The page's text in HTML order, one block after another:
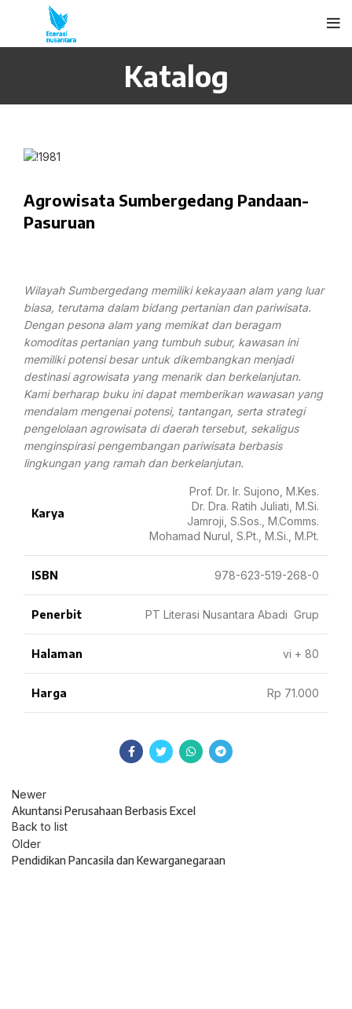
Katalog
Agrowisata Sumbergedang Pandaan-
Pasuruan
Wilayah Sumbergedang memiliki kekayaan alam yang luar
biasa, terutama dalam bidang pertanian dan pariwisata.
Dengan pesona alam yang memikat dan beragam
komoditas pertanian yang tumbuh subur, kawasan ini
memiliki potensi besar untuk dikembangkan menjadi
destinasi agrowisata yang menarik dan berkelanjutan.
Kami berharap buku ini dapat memberikan wawasan yang
mendalam mengenai potensi, tantangan, serta strategi
pengelolaan agrowisata di daerah tersebut, sekaligus
menginspirasi pengembangan pariwisata berbasis
lingkungan yang ramah dan berkelanjutan.
Karya
Prof. Dr. Ir. Sujono, M.Kes.
Dr. Dra. Ratih Juliati, M.Si.
Jamroji, S.Sos., M.Comms.
Mohamad Nurul, S.Pt., M.Si., M.Pt.
ISBN 978-623-519-268-0
Penerbit PT Literasi Nusantara Abadi Grup
Halaman vi + 80
Harga Rp 71.000
Newer
Akuntansi Perusahaan Berbasis Excel
Back to list
Older
Pendidikan Pancasila dan Kewarganegaraan